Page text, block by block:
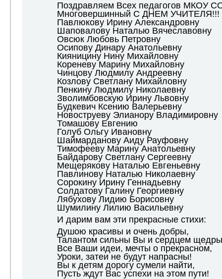
Поздравляем Всех педагогов МКОУ
Многовершинный С ДНЕМ УЧИТЕЛЯ!!!
Павлюкову Ирину Александровну
Шаповалову Наталью Вячеславовну
Овсюк Любовь Петровну
Осипову Динару Анатольевну
Кияницину Нину Михайловну
Кореневу Марину Михайловну
Чинцову Людмилу Андреевну
Козлову Светлану Михайловну
Пенкину Людмилу Николаевну
Зволимбовскую Ирину Львовну
Будкевич Ксению Валерьевну
Новоструеву Элианору Владимировну
Томашову Евгению
Голуб Ольгу Ивановну
Шаймарданову Аиду Рауфовну
Тимофееву Марину Анатольевну
Байдарову Светлану Сергеевну
Мещерякову Наталью Евгеньевну
Павлинову Наталью Николаевну
Сорокину Ирину Геннадьевну
Солдатову Галину Георгиевну
Лябухову Лидию Борисовну
Шумилину Лилию Васильевну
И дарим вам эти прекрасные стихи:
Душою красивы и очень добры,
Талантом сильны Вы и сердцем
Все Ваши идеи, мечты о прекрасном,
Уроки, затеи не будут напрасны!
Вы к детям дорогу сумели найти,
Пусть ждут Вас успехи на этом пути!